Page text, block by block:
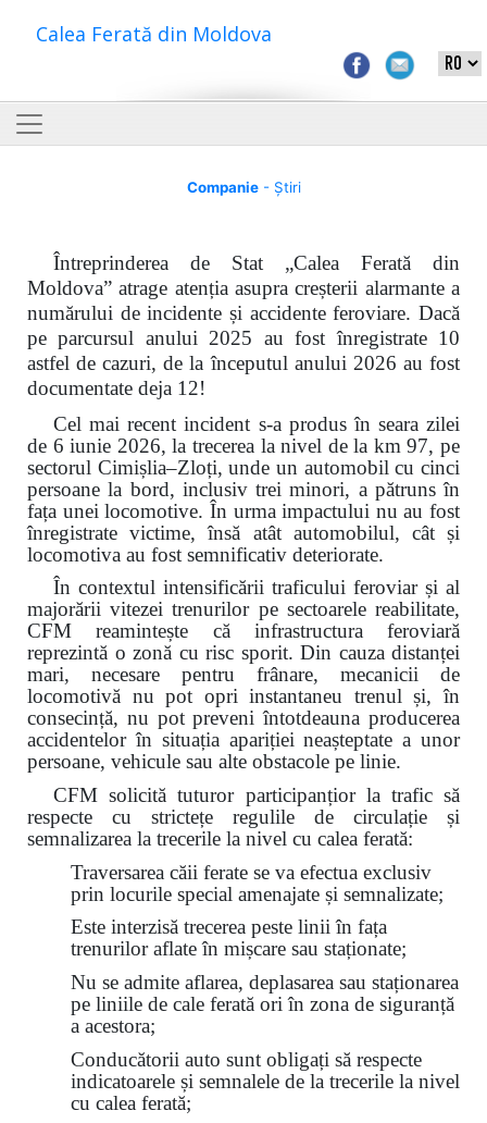
Calea Ferată din Moldova
Companie- Știri
Întreprinderea de Stat „Calea Ferată din
Moldova” atrage atenția asupra creșterii alarmante a
numărului de incidente și accidente feroviare. Dacă
pe parcursul anului 2025 au fost înregistrate 10
astfel de cazuri, de la începutul anului 2026 au fost
documentate deja 12!
Cel mai recent incident s-a produs în seara zilei
de 6 iunie 2026, la trecerea la nivel de la km 97, pe
sectorul Cimișlia–Zloți, unde un automobil cu cinci
persoane la bord, inclusiv trei minori, a pătruns în
fața unei locomotive. În urma impactului nu au fost
înregistrate victime, însă atât automobilul, cât și
locomotiva au fost semnificativ deteriorate.
În contextul intensificării traficului feroviar și al
majorării vitezei trenurilor pe sectoarele reabilitate,
CFM reamintește că infrastructura feroviară
reprezintă o zonă cu risc sporit. Din cauza distanței
mari, necesare pentru frânare, mecanicii de
locomotivă nu pot opri instantaneu trenul și, în
consecință, nu pot preveni întotdeauna producerea
accidentelor în situația apariției neașteptate a unor
persoane, vehicule sau alte obstacole pe linie.
CFM solicită tuturor participanțior la trafic să
respecte cu strictețe regulile de circulație și
semnalizarea la trecerile la nivel cu calea ferată:
Traversarea căii ferate se va efectua exclusiv
prin locurile special amenajate și semnalizate;
Este interzisă trecerea peste linii în fața
trenurilor aflate în mișcare sau staționate;
Nu se admite aflarea, deplasarea sau staționarea
pe liniile de cale ferată ori în zona de siguranță
a acestora;
Conducătorii auto sunt obligați să respecte
indicatoarele și semnalele de la trecerile la nivel
cu calea ferată;